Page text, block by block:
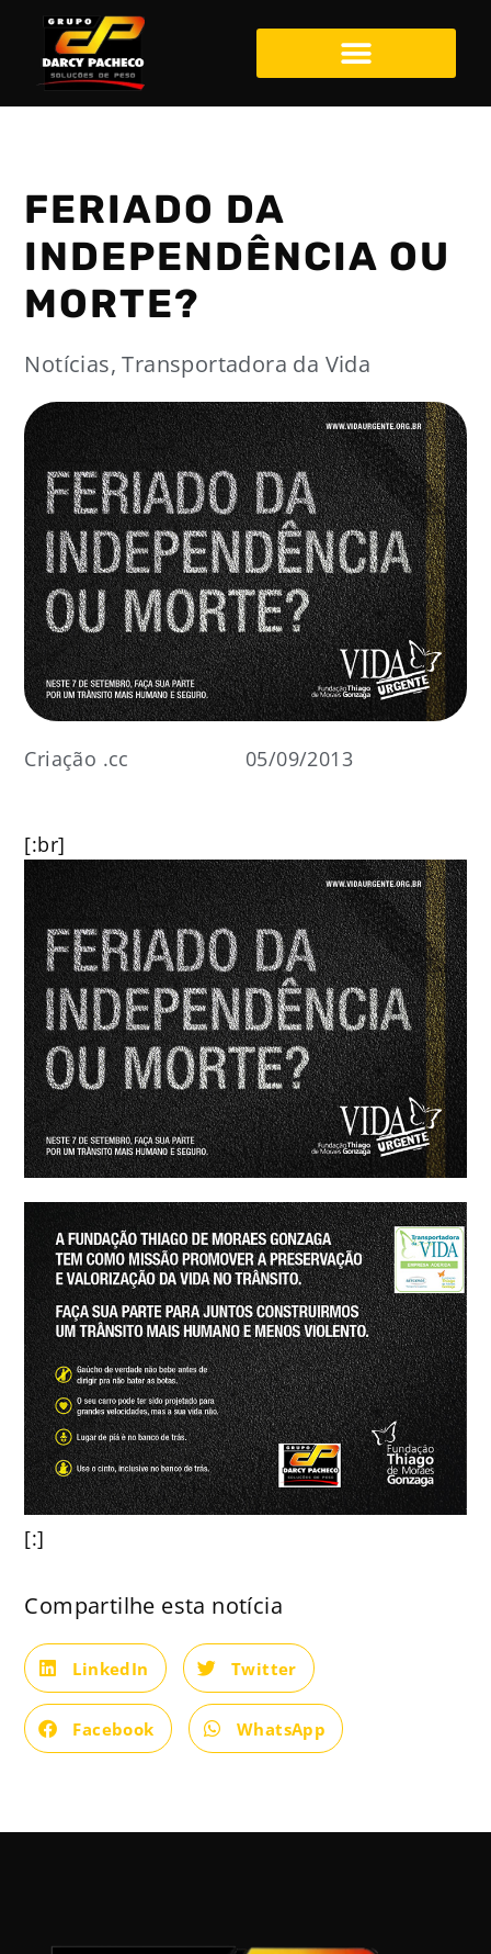
FERIADO DA
INDEPENDÊNCIA OU
MORTE?
Notícias,Transportadora da Vida
Criação .cc 05/09/2013
[:br]
[:]
Compartilhe esta notícia
LinkedIn Twitter
Facebook WhatsApp